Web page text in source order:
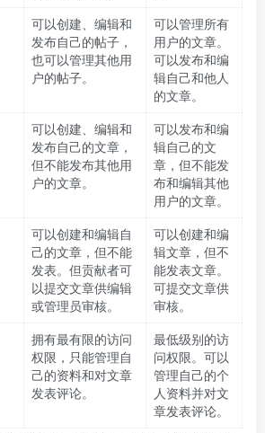
可以创建、编辑和
发布自己的帖子，
也可以管理其他用
户的帖子。
可以管理所有
用户的文章。
可以发布和编
辑自己和他人
的文章。
可以创建、编辑和
发布自己的文章，
但不能发布其他用
户的文章。
可以发布和编
辑自己的文
章，但不能发
布和编辑其他
用户的文章。
可以创建和编辑自
己的文章，但不能
发表。但贡献者可
以提交文章供编辑
或管理员审核。
可以创建和编
辑文章，但不
能发表文章。
可提交文章供
审核。
拥有最有限的访问
权限，只能管理自
己的资料和对文章
发表评论。
最低级别的访
问权限。可以
管理自己的个
人资料并对文
章发表评论。